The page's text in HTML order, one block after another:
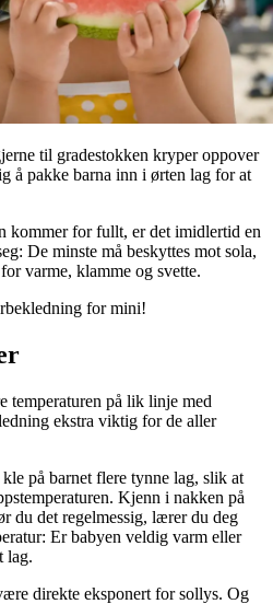
til gradestokken kryper oppover
å pakke barna inn i ørten lag for at
kommer for fullt, er det imidlertid en
De minste må beskyttes mot sola,
varme, klamme og svette.
for mini!
temperaturen på lik linje med
ekstra viktig for de aller
på barnet flere tynne lag, slik at
Kjenn i nakken på
du det regelmessig, lærer du deg
Er babyen veldig varm eller
lag.
direkte eksponert for sollys. Og